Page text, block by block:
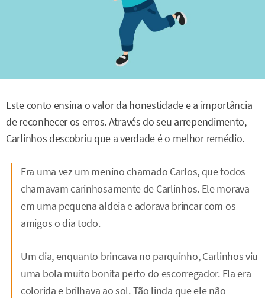
Este conto ensina o valor da honestidade e a importância
de reconhecer os erros. Através do seu arrependimento,
Carlinhos descobriu que a verdade é o melhor remédio.
Era uma vez um menino chamado Carlos, que todos
chamavam carinhosamente de Carlinhos. Ele morava
em uma pequena aldeia e adorava brincar com os
amigos o dia todo.
Um dia, enquanto brincava no parquinho, Carlinhos viu
uma bola muito bonita perto do escorregador. Ela era
colorida e brilhava ao sol. Tão linda que ele não